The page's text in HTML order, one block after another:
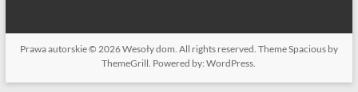
Prawa autorskie © 2026Wesoły dom. All rights reserved. ThemeSpaciousby
ThemeGrill. Powered by:WordPress.